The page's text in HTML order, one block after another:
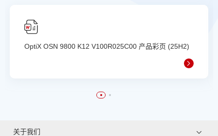
OptiX OSN 9800 K12 V100R025C00 产品彩页 (25H2)
关于我们